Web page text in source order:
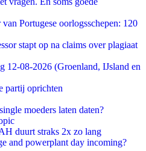
Portugese oorlogsschepen: 120
stapt op na claims over plagiaat
12-08-2026 (Groenland, IJsland en
partij oprichten
moeders laten daten?
duurt straks 2x zo lang
and powerplant day incoming?